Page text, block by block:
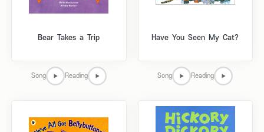
Bear Takes a Trip
Song Reading
Have You Seen My Cat?
Song Reading